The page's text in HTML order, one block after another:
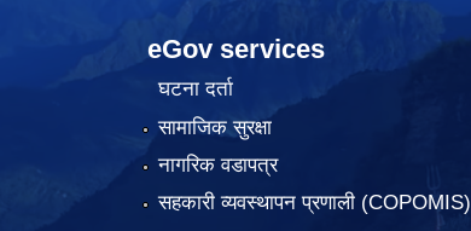
eGov services
घटना दर्ता
सामाजिक सुरक्षा
नागरिक वडापत्र
सहकारी व्यवस्थापन प्रणाली (COPOMIS)